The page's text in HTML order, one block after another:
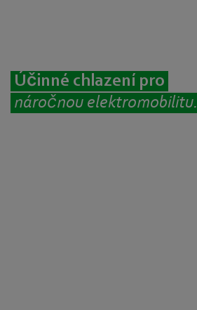
Účinné chlazení pro
náročnou elektromobilitu.